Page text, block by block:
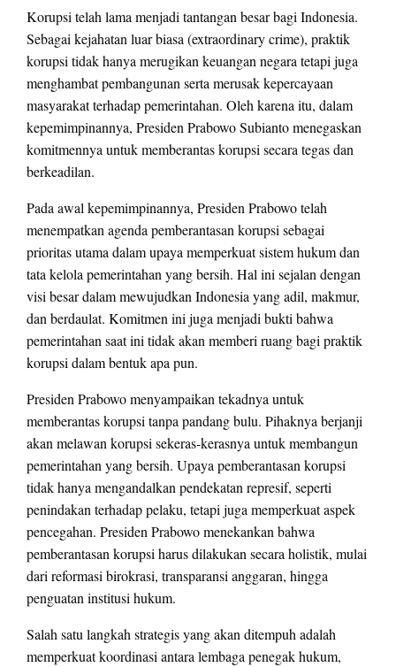
Korupsi telah lama menjadi tantangan besar bagi Indonesia.
Sebagai kejahatan luar biasa (extraordinary crime), praktik
korupsi tidak hanya merugikan keuangan negara tetapi juga
menghambat pembangunan serta merusak kepercayaan
masyarakat terhadap pemerintahan. Oleh karena itu, dalam
kepemimpinannya, Presiden Prabowo Subianto menegaskan
komitmennya untuk memberantas korupsi secara tegas dan
berkeadilan.
Pada awal kepemimpinannya, Presiden Prabowo telah
menempatkan agenda pemberantasan korupsi sebagai
prioritas utama dalam upaya memperkuat sistem hukum dan
tata kelola pemerintahan yang bersih. Hal ini sejalan dengan
visi besar dalam mewujudkan Indonesia yang adil, makmur,
dan berdaulat. Komitmen ini juga menjadi bukti bahwa
pemerintahan saat ini tidak akan memberi ruang bagi praktik
korupsi dalam bentuk apa pun.
Presiden Prabowo menyampaikan tekadnya untuk
memberantas korupsi tanpa pandang bulu. Pihaknya berjanji
akan melawan korupsi sekeras-kerasnya untuk membangun
pemerintahan yang bersih. Upaya pemberantasan korupsi
tidak hanya mengandalkan pendekatan represif, seperti
penindakan terhadap pelaku, tetapi juga memperkuat aspek
pencegahan. Presiden Prabowo menekankan bahwa
pemberantasan korupsi harus dilakukan secara holistik, mulai
dari reformasi birokrasi, transparansi anggaran, hingga
penguatan institusi hukum.
Salah satu langkah strategis yang akan ditempuh adalah
memperkuat koordinasi antara lembaga penegak hukum,